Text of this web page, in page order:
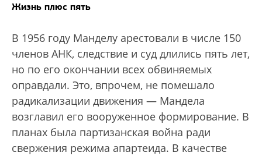
Жизнь плюс пять
В 1956 году Манделу арестовали в числе 150
членов АНК, следствие и суд длились пять лет,
но по его окончании всех обвиняемых
оправдали. Это, впрочем, не помешало
радикализации движения — Мандела
возглавил его вооруженное формирование. В
планах была партизанская война ради
свержения режима апартеида. В качестве